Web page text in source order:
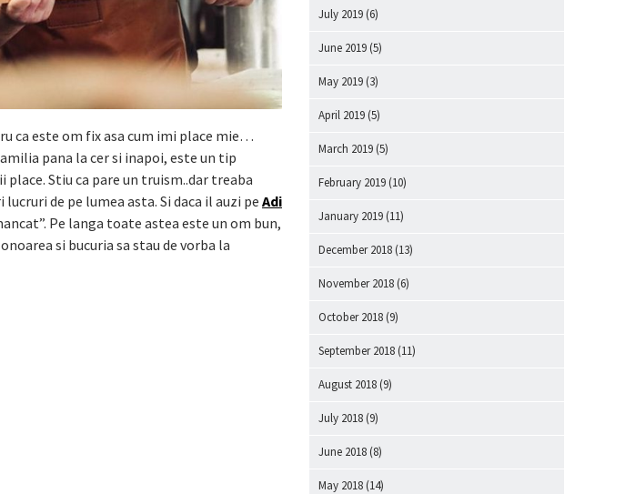
ca este om fix asa cum imi place mie…
pana la cer si inapoi, este un tip
place. Stiu ca pare un truism..dar treaba
de pe lumea asta. Si daca il auzi peAdi
Pe langa toate astea este un om bun,
si bucuria sa stau de vorba la
July 2019 (6)
June 2019 (5)
May 2019 (3)
April 2019 (5)
March 2019 (5)
February 2019 (10)
January 2019 (11)
December 2018 (13)
November 2018 (6)
October 2018 (9)
September 2018 (11)
August 2018 (9)
July 2018 (9)
June 2018 (8)
May 2018 (14)